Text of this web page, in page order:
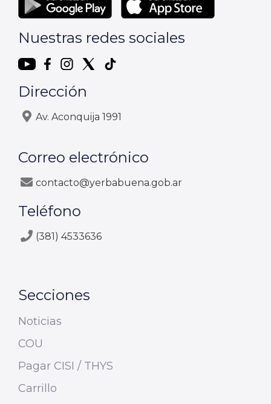
Nuestras redes sociales
Dirección
Av. Aconquija 1991
Correo electrónico
contacto@yerbabuena.gob.ar
Teléfono
(381) 4533636
Secciones
Noticias
COU
Pagar CISI / THYS
Carrillo